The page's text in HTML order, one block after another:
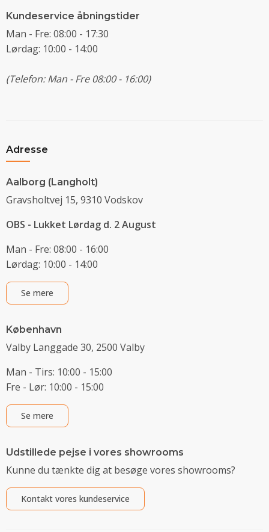
Kundeservice åbningstider
Man - Fre: 08:00 - 17:30
Lørdag: 10:00 - 14:00
(Telefon: Man - Fre 08:00 - 16:00)
Adresse
Aalborg (Langholt)
Gravsholtvej 15, 9310 Vodskov
OBS - Lukket Lørdag d. 2 August
Man - Fre: 08:00 - 16:00
Lørdag: 10:00 - 14:00
Se mere
København
Valby Langgade 30, 2500 Valby
Man - Tirs: 10:00 - 15:00
Fre - Lør: 10:00 - 15:00
Se mere
Udstillede pejse i vores showrooms
Kunne du tænkte dig at besøge vores showrooms?
Kontakt vores kundeservice